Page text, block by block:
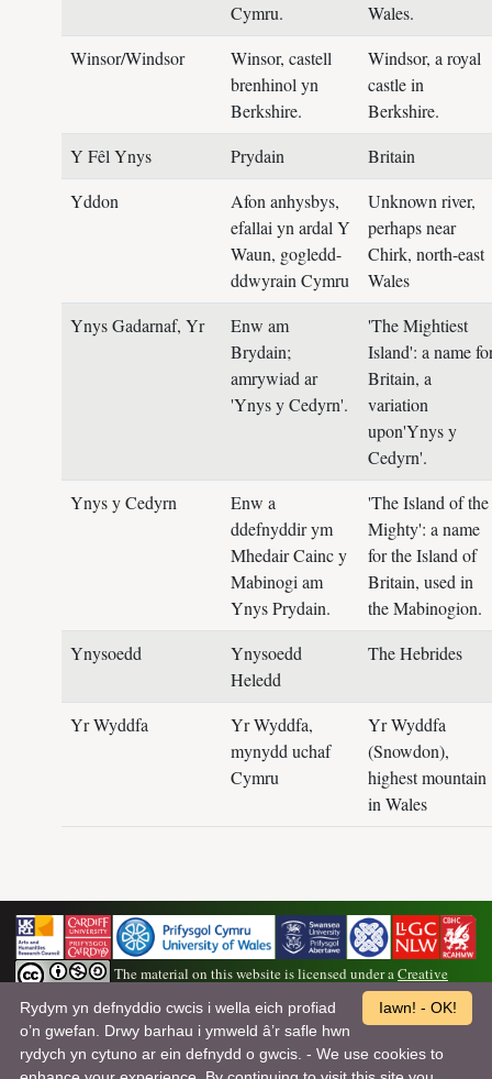
Cymru.
Wales.
Winsor/Windsor
Winsor, castell
brenhinol yn
Berkshire.
Windsor, a royal
castle in
Berkshire.
Y Fêl Ynys
Prydain
Britain
Yddon
Afon anhysbys,
efallai yn ardal Y
Waun, gogledd-
ddwyrain Cymru
Unknown river,
perhaps near
Chirk, north-east
Wales
Ynys Gadarnaf, Yr
Enw am
Brydain;
amrywiad ar
'Ynys y Cedyrn'.
'The Mightiest
Island': a name
Britain, a
variation
upon'Ynys y
Cedyrn'.
Ynys y Cedyrn
Enw a
ddefnyddir ym
Mhedair Cainc y
Mabinogi am
Ynys Prydain.
'The Island of the
Mighty': a name
for the Island of
Britain, used in
the Mabinogion.
Ynysoedd
Ynysoedd
Heledd
The Hebrides
Yr Wyddfa
Yr Wyddfa,
mynydd uchaf
Cymru
Yr Wyddfa
(Snowdon),
highest mountain
in Wales
The material on this website is licensed under aCreative
Commons Attribution-NonCommercial-ShareAlike 4.0 International License
Wedi’i ddatblygu, ei gynnal a’i gyhoeddi ar ran Barddoniaeth Myrddin gan
Dîm y Dyniaethau Digidol ym Mhrifysgol Abertawe| Hawlfraint©
Iawn! - OK!
Rydym yn defnyddio cwcis i wella eich profiad
o’n gwefan. Drwy barhau i ymweld â’r safle hwn
rydych yn cytuno ar ein defnydd o gwcis. - We use cookies to